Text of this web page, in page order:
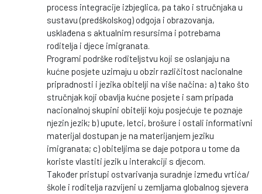
process integracije izbjeglica, pa tako i stručnjaka u
sustavu (predškolskog) odgoja i obrazovanja,
usklađena s aktualnim resursima i potrebama
roditelja i djece imigranata.
Programi podrške roditeljstvu koji se oslanjaju na
kućne posjete uzimaju u obzir različitost nacionalne
pripradnosti i jezika obitelji na više načina: a) tako što
stručnjak koji obavlja kućne posjete i sam pripada
nacionalnoj skupini obitelji koju posjećuje te poznaje
njezin jezik; b) upute, letci, brošure i ostali informativni
materijal dostupan je na materijanjem jeziku
imigranata; c) obiteljima se daje potpora u tome da
koriste vlastiti jezik u interakciji s djecom.
Također pristupi ostvarivanja suradnje između vrtića/
škole i roditelja razvijeni u zemljama globalnog sjevera